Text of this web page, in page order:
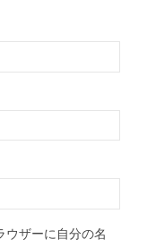
ウザーに自分の名